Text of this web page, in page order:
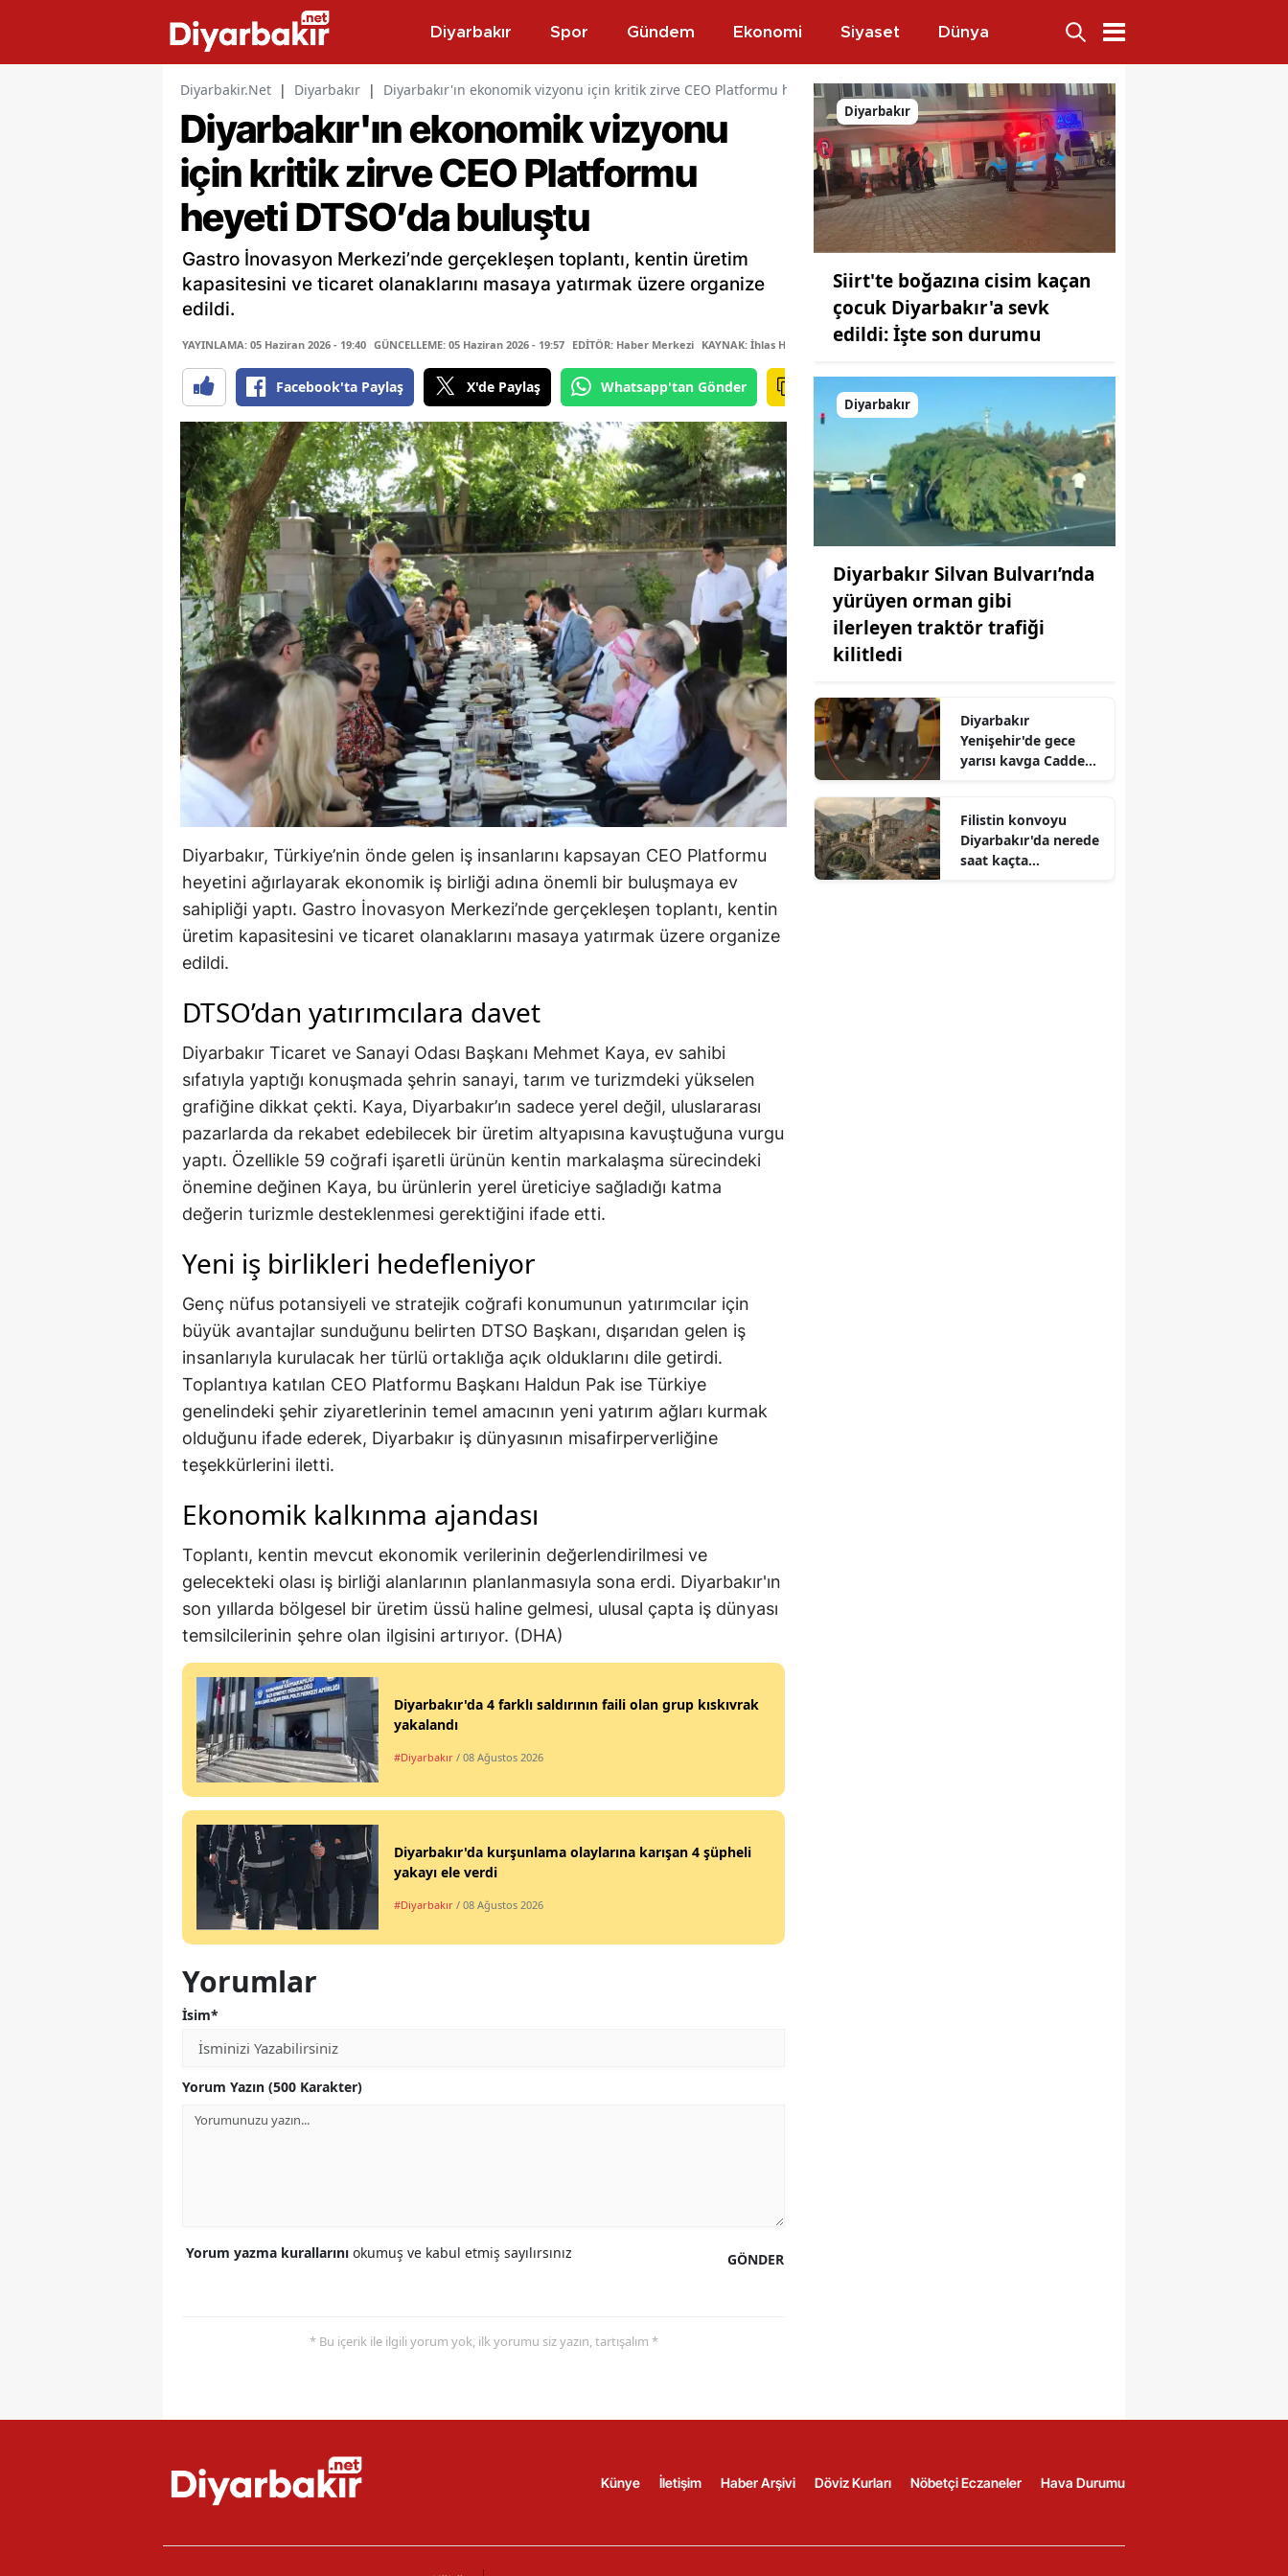
Diyarbakır Spor Gündem Ekonomi Siyaset Dünya
Diyarbakir.Net | Diyarbakır | Diyarbakır'ın ekonomik vizyonu için kritik zirve CEO Platformu heyeti DTSO’da buluştu
Diyarbakır'ın ekonomik vizyonu
için kritik zirve CEO Platformu
heyeti DTSO’da buluştu
Gastro İnovasyon Merkezi’nde gerçekleşen toplantı, kentin üretim
kapasitesini ve ticaret olanaklarını masaya yatırmak üzere organize
edildi.
YAYINLAMA: 05 Haziran 2026 - 19:40 GÜNCELLEME: 05 Haziran 2026 - 19:57 EDİTÖR: Haber Merkezi KAYNAK: İhlas Haber Ajansı
Facebook'ta Paylaş X'de Paylaş Whatsapp'tan Gönder
Diyarbakır, Türkiye’nin önde gelen iş insanlarını kapsayan CEO Platformu
heyetini ağırlayarak ekonomik iş birliği adına önemli bir buluşmaya ev
sahipliği yaptı. Gastro İnovasyon Merkezi’nde gerçekleşen toplantı, kentin
üretim kapasitesini ve ticaret olanaklarını masaya yatırmak üzere organize
edildi.
DTSO’dan yatırımcılara davet
Diyarbakır Ticaret ve Sanayi Odası Başkanı Mehmet Kaya, ev sahibi
sıfatıyla yaptığı konuşmada şehrin sanayi, tarım ve turizmdeki yükselen
grafiğine dikkat çekti. Kaya, Diyarbakır’ın sadece yerel değil, uluslararası
pazarlarda da rekabet edebilecek bir üretim altyapısına kavuştuğuna vurgu
yaptı. Özellikle 59 coğrafi işaretli ürünün kentin markalaşma sürecindeki
önemine değinen Kaya, bu ürünlerin yerel üreticiye sağladığı katma
değerin turizmle desteklenmesi gerektiğini ifade etti.
Yeni iş birlikleri hedefleniyor
Genç nüfus potansiyeli ve stratejik coğrafi konumunun yatırımcılar için
büyük avantajlar sunduğunu belirten DTSO Başkanı, dışarıdan gelen iş
insanlarıyla kurulacak her türlü ortaklığa açık olduklarını dile getirdi.
Toplantıya katılan CEO Platformu Başkanı Haldun Pak ise Türkiye
genelindeki şehir ziyaretlerinin temel amacının yeni yatırım ağları kurmak
olduğunu ifade ederek, Diyarbakır iş dünyasının misafirperverliğine
teşekkürlerini iletti.
Ekonomik kalkınma ajandası
Toplantı, kentin mevcut ekonomik verilerinin değerlendirilmesi ve
gelecekteki olası iş birliği alanlarının planlanmasıyla sona erdi. Diyarbakır'ın
son yıllarda bölgesel bir üretim üssü haline gelmesi, ulusal çapta iş dünyası
temsilcilerinin şehre olan ilgisini artırıyor. (DHA)
Diyarbakır'da 4 farklı saldırının faili olan grup kıskıvrak
yakalandı
#Diyarbakır / 08 Ağustos 2026
Diyarbakır'da kurşunlama olaylarına karışan 4 şüpheli
yakayı ele verdi
#Diyarbakır / 08 Ağustos 2026
Yorumlar
İsim*
Yorum Yazın (500 Karakter)
GÖNDER
Yorum yazma kurallarını okumuş ve kabul etmiş sayılırsınız
* Bu içerik ile ilgili yorum yok, ilk yorumu siz yazın, tartışalım *
Diyarbakır
Siirt'te boğazına cisim kaçan
çocuk Diyarbakır'a sevk
edildi: İşte son durumu
Diyarbakır
Diyarbakır Silvan Bulvarı’nda
yürüyen orman gibi
ilerleyen traktör trafiği
kilitledi
Diyarbakır
Yenişehir'de gece
yarısı kavga Cadde
Filistin konvoyu
Diyarbakır'da nerede
saat kaçta
Künye İletişim Haber Arşivi Döviz Kurları Nöbetçi Eczaneler Hava Durumu